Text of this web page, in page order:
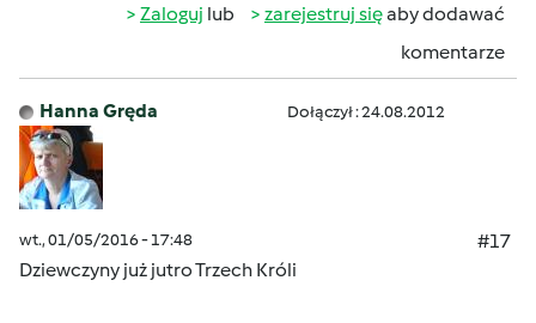
Zaloguj lub zarejestruj sięaby dodawać
komentarze
Hanna Gręda Dołączył : 24.08.2012
wt., 01/05/2016 - 17:48
#17
Dziewczyny już jutro Trzech Króli